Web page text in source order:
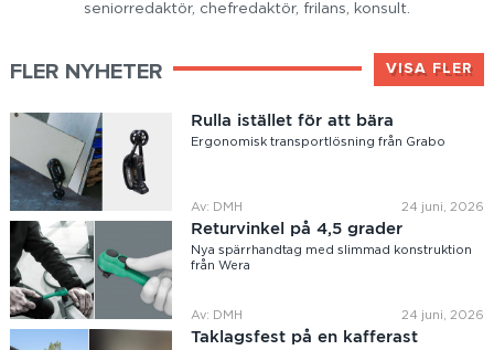
seniorredaktör, chefredaktör, frilans, konsult.
FLER NYHETER VISA FLER
Rulla istället för att bära
Ergonomisk transportlösning från Grabo
Av: DMH 24 juni, 2026
Returvinkel på 4,5 grader
Nya spärrhandtag med slimmad konstruktion
från Wera
Av: DMH 24 juni, 2026
Taklagsfest på en kafferast